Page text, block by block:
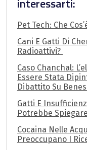
Pet Tech: Che
Cani E Gatti Di
Radioattivi?
Caso Chanchal:
Essere Stata
Dibattito Su
Gatti E
Potrebbe
Cocaina Nelle
Preoccupano I